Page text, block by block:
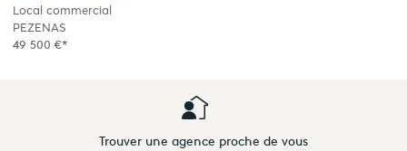
Local commercial
PEZENAS
49 500 €*
Trouver une agence proche de vous